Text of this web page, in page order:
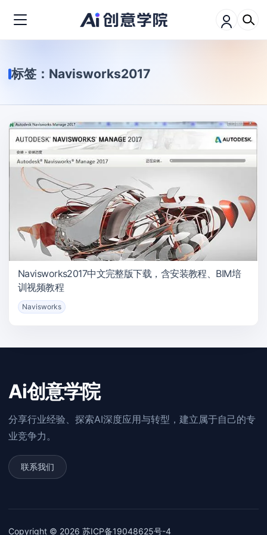
标签： Navisworks2017
Navisworks2017中文完整版下载，含安装教程、BIM培
训视频教程
Navisworks
Ai创意学院
分享行业经验、探索AI深度应用与转型，建立属于自己的专
业竞争力。
联系我们
Copyright © 2026 苏ICP备19048625号-4